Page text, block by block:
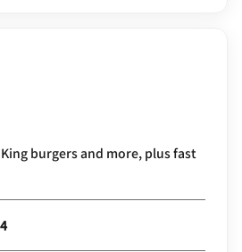
burgers and more, plus fast